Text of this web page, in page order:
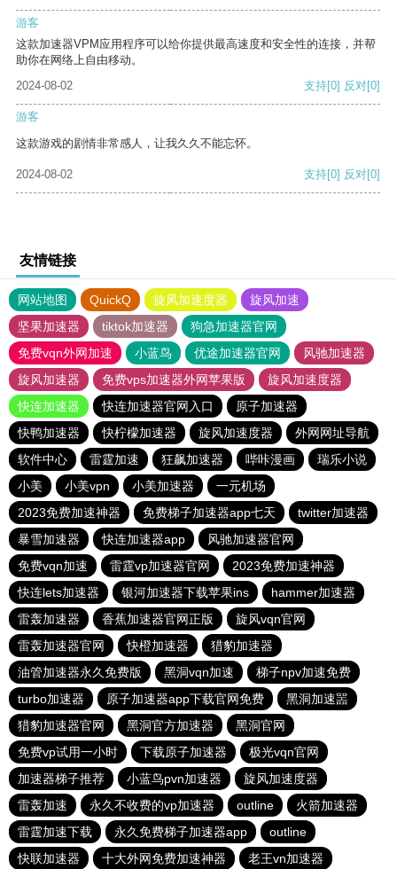
游客
这款加速器VPM应用程序可以给你提供最高速度和安全性的连接，并帮
助你在网络上自由移动。
2024-08-02
支持[0] 反对[0]
游客
这款游戏的剧情非常感人，让我久久不能忘怀。
2024-08-02 支持[0] 反对[0]
友情链接
网站地图 QuickQ 旋风加速度器
旋风加速
坚果加速器
tiktok加速器
狗急加速器官网
免费vqn外网加速
小蓝鸟 优途加速器官网
风驰加速器
旋风加速器
免费vps加速器外网苹果版
旋风加速度器
快连加速器
快连加速器官网入口
原子加速器
快鸭加速器
快柠檬加速器 旋风加速度器
外网网址导航
软件中心
雷霆加速 狂飙加速器 哔咔漫画
瑞乐小说
小美
小美vpn 小美加速器
一元机场
2023免费加速神器
免费梯子加速器app七天
twitter加速器
暴雪加速器
快连加速器app
风驰加速器官网
免费vqn加速
雷霆vp加速器官网
2023免费加速神器
快连lets加速器
银河加速器下载苹果ins
hammer加速器
雷轰加速器
香蕉加速器官网正版
旋风vqn官网
雷轰加速器官网
快橙加速器
猎豹加速器
油管加速器永久免费版
黑洞vqn加速
梯子npv加速免费
turbo加速器
原子加速器app下载官网免费
黑洞加速噐
猎豹加速器官网
黑洞官方加速器
黑洞官网
免费vp试用一小时
下载原子加速器
极光vqn官网
加速器梯子推荐
小蓝鸟pvn加速器
旋风加速度器
雷轰加速
永久不收费的vp加速器 outline
火箭加速器
雷霆加速下载
永久免费梯子加速器app
outline
快联加速器
十大外网免费加速神器 老王vn加速器